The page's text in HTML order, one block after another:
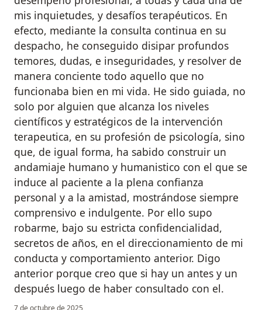
mis inquietudes, y desafíos terapéuticos. En
efecto, mediante la consulta continua en su
despacho, he conseguido disipar profundos
temores, dudas, e inseguridades, y resolver de
manera conciente todo aquello que no
funcionaba bien en mi vida. He sido guiada, no
solo por alguien que alcanza los niveles
científicos y estratégicos de la intervención
terapeutica, en su profesión de psicología, sino
que, de igual forma, ha sabido construir un
andamiaje humano y humanistico con el que se
induce al paciente a la plena confianza
personal y a la amistad, mostrándose siempre
comprensivo e indulgente. Por ello supo
robarme, bajo su estricta confidencialidad,
secretos de años, en el direccionamiento de mi
conducta y comportamiento anterior. Digo
anterior porque creo que si hay un antes y un
después luego de haber consultado con el.